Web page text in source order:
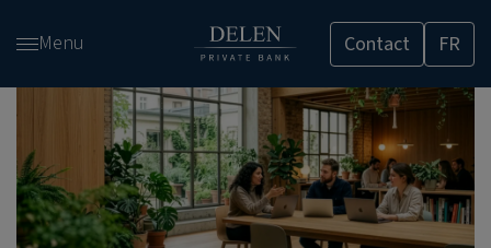
Menu Contact FR